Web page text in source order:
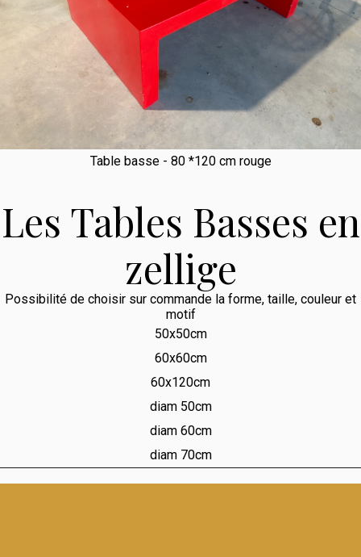
Table basse - 80 *120 cm rouge
Les Tables Basses en
zellige
Possibilité de choisir sur commande la forme, taille, couleur et
motif
50x50cm
60x60cm
60x120cm
diam 50cm
diam 60cm
diam 70cm